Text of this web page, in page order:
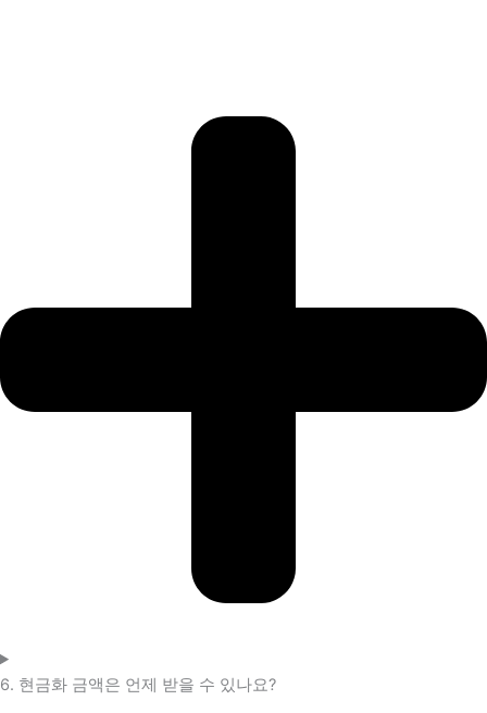
6. 현금화 금액은 언제 받을 수 있나요?